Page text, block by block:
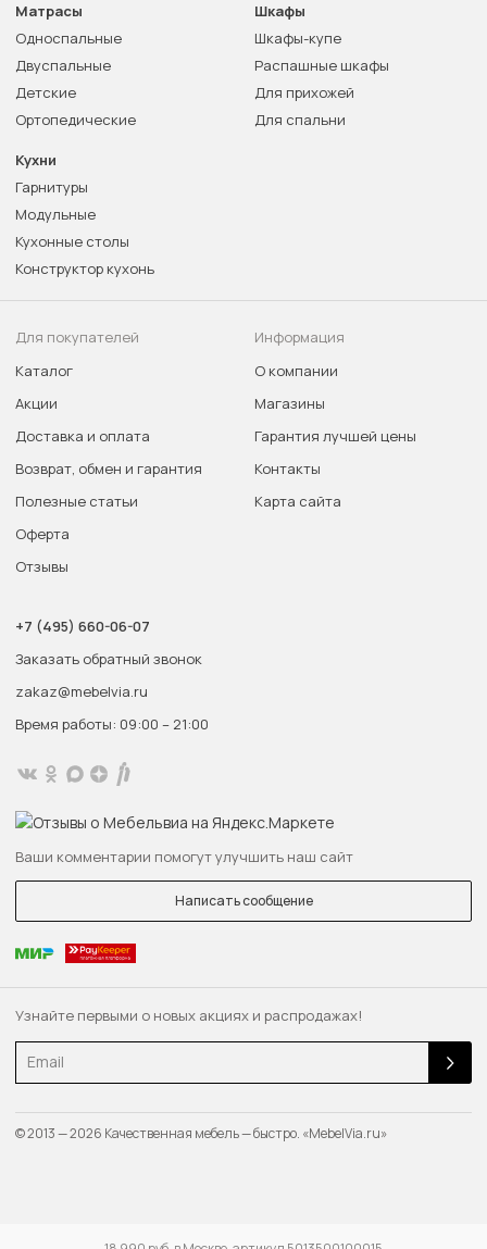
Узнайте первыми о новых акциях и распродажах!
Email
Матрасы
Односпальные
Двуспальные
Детские
Ортопедические
Шкафы
Шкафы-купе
Распашные шкафы
Для прихожей
Для спальни
Кухни
Гарнитуры
Модульные
Кухонные столы
Конструктор кухонь
Для покупателей
Каталог
Акции
Доставка и оплата
Возврат, обмен и гарантия
Полезные статьи
Оферта
Отзывы
Информация
О компании
Магазины
Гарантия лучшей цены
Контакты
Карта сайта
+7 (495) 660-06-07
Заказать обратный звонок
zakaz@mebelvia.ru
Время работы: 09:00 – 21:00
Ваши комментарии помогут улучшить наш сайт
Написать сообщение
© 2013 — 2026 Качественная мебель — быстро. «MebelVia.ru»